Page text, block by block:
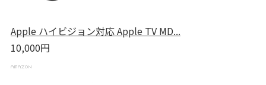
Apple ハイビジョン対応 Apple TV MD...
10,000円